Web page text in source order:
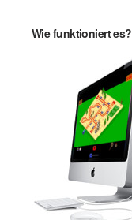
Wie funktioniert es?